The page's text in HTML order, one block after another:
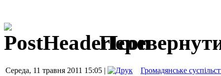
Середа, 11 травня 2011 15:05 | Громадянське